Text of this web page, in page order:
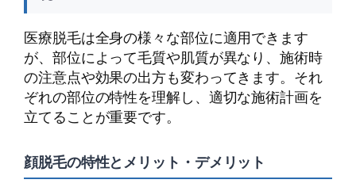
医療脱毛は全身の様々な部位に適用できます
が、部位によって毛質や肌質が異なり、施術時
の注意点や効果の出方も変わってきます。それ
ぞれの部位の特性を理解し、適切な施術計画を
立てることが重要です。
顔脱毛の特性とメリット・デメリット